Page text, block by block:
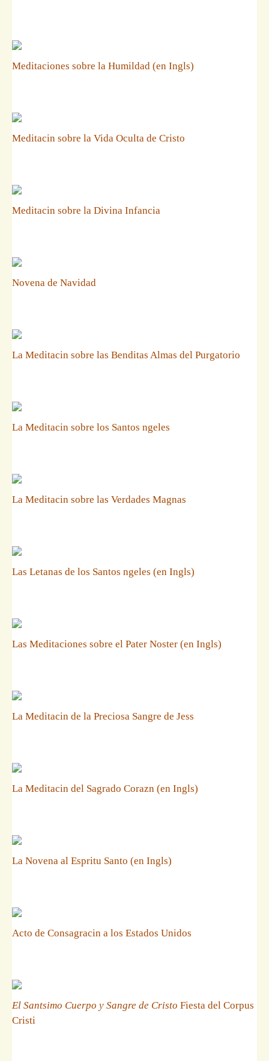
Meditaciones sobre la Humildad (en Ingls)
Meditacin sobre la Vida Oculta de Cristo
Meditacin sobre la Divina Infancia
Novena de Navidad
La Meditacin sobre las Benditas Almas del Purgatorio
La Meditacin sobre los Santos ngeles
La Meditacin sobre las Verdades Magnas
Las Letanas de los Santos ngeles (en Ingls)
Las Meditaciones sobre el Pater Noster (en Ingls)
La Meditacin de la Preciosa Sangre de Jess
La Meditacin del Sagrado Corazn (en Ingls)
La Novena al Espritu Santo (en Ingls)
Acto de Consagracin a los Estados Unidos
El Santsimo Cuerpo y Sangre de Cristo Fiesta del Corpus
Cristi